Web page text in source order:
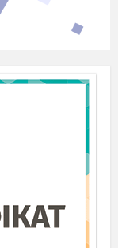
за